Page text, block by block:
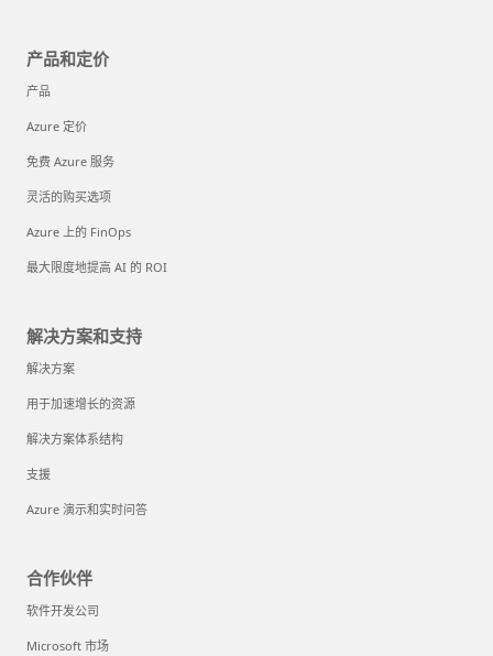
产品和定价
产品
Azure 定价
免费 Azure 服务
灵活的购买选项
Azure 上的 FinOps
最大限度地提高 AI 的 ROI
解决方案和支持
解决方案
用于加速增长的资源
解决方案体系结构
支援
Azure 演示和实时问答
合作伙伴
软件开发公司
Microsoft 市场